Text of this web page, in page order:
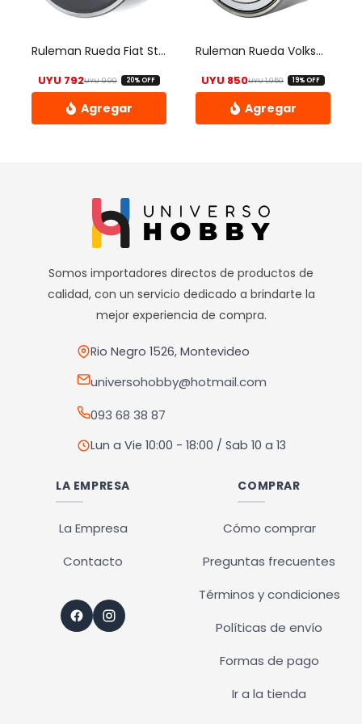
Ruleman Rueda Fiat Strada/ Palio/siena 2003/ Delantero Gris
UYU990El precio original era: UYU 990.
UYU 792 El precio actual es: UYU 792.
20% OFF
Ruleman Rueda Volkswagen/saveiro/ Gol V/etc. C/abs. Delanter
UYU1,050El precio
UYU 850 El precio
19% OFF
Somos importadores directos de productos de
calidad, con un servicio dedicado a brindarte la
mejor experiencia de compra.
Rio Negro 1526, Montevideo
universohobby@hotmail.com
093 68 38 87
Lun a Vie 10:00 - 18:00 / Sab 10 a 13
LA EMPRESA
La Empresa
Contacto
COMPRAR
Cómo comprar
Preguntas frecuentes
Términos y condiciones
Políticas de envío
Formas de pago
Ir a la tienda